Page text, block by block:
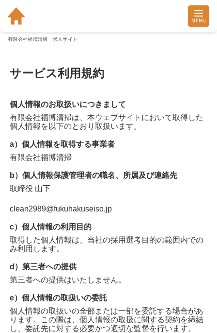
有限会社福博清掃 求人サイト
サービス利用規約
個人情報のお取扱いにつきまして
有限会社福博清掃は、本ウェブサイトにおいて取得した
個人情報を以下のとおり取扱います。
a）個人情報を取得する事業者
有限会社福博清掃
b）個人情報保護管理者の職名、所属及び連絡先
取締役 山下
clean2989@fukuhakuseiso.jp
c）個人情報の利用目的
取得した個人情報は、当社の採用選考目的の範囲内での
み利用します。
d）第三者への提供
第三者への提供はいたしません。
e）個人情報の取扱いの委託
個人情報の取扱いの全部または一部を委託する場合があ
ります。この際は、個人情報の取扱に関する契約を締結
し、委託先に対する必要かつ適切な監督を行います。